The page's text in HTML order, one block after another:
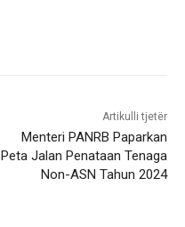
Artikulli tjetër
Menteri PANRB Paparkan
Peta Jalan Penataan Tenaga
Non-ASN Tahun 2024